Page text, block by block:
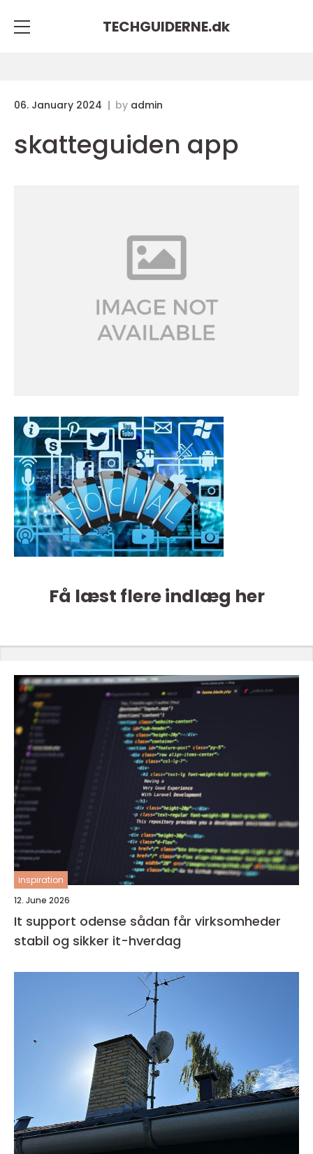
TECHGUIDERNE.dk
06. January 2024 by admin
skatteguiden app
Få læst flere indlæg her
inspiration
12. June 2026
It support odense sådan får virksomheder
stabil og sikker it-hverdag